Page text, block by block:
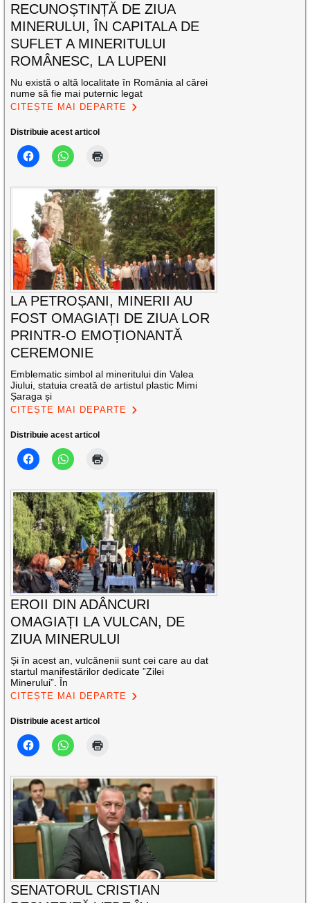
RECUNOȘTINȚĂ DE ZIUA
MINERULUI, ÎN CAPITALA DE
SUFLET A MINERITULUI
ROMÂNESC, LA LUPENI
Nu există o altă localitate în România al cărei
nume să fie mai puternic legat
CITEȘTE MAI DEPARTE
Distribuie acest articol
LA PETROȘANI, MINERII AU
FOST OMAGIAȚI DE ZIUA LOR
PRINTR-O EMOȚIONANTĂ
CEREMONIE
Emblematic simbol al mineritului din Valea
Jiului, statuia creată de artistul plastic Mimi
Șaraga și
CITEȘTE MAI DEPARTE
Distribuie acest articol
EROII DIN ADÂNCURI
OMAGIAȚI LA VULCAN, DE
ZIUA MINERULUI
Și în acest an, vulcănenii sunt cei care au dat
startul manifestărilor dedicate ”Zilei
Minerului”. În
CITEȘTE MAI DEPARTE
Distribuie acest articol
SENATORUL CRISTIAN